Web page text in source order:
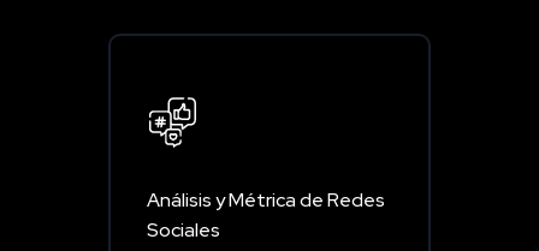
Análisis y Métrica de Redes
Sociales